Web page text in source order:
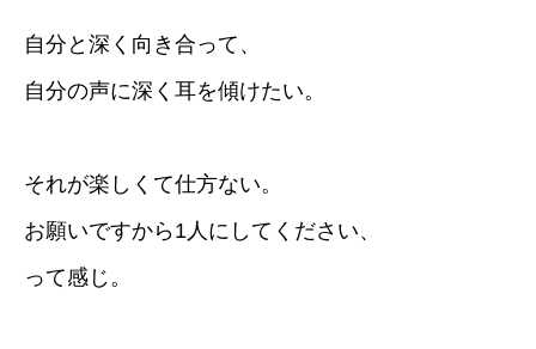
自分と深く向き合って、
自分の声に深く耳を傾けたい。
それが楽しくて仕方ない。
お願いですから1人にしてください、
って感じ。